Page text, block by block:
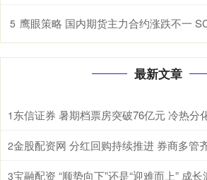
5 鹰眼策略 国内期货主力合约涨跌不一 SC原油、纸浆
最新文章
1 东信证券 暑期档票房突破76亿元 冷热分
2金股配资网 分红回购持续推进 券商多管
3宝融配资 “顺势向下”还是“迎难而上” 成